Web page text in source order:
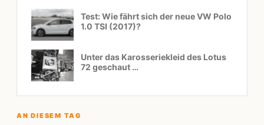
Test: Wie fährt sich der neue VW Polo
1.0 TSI (2017)?
Unter das Karosseriekleid des Lotus
72 geschaut …
AN DIESEM TAG